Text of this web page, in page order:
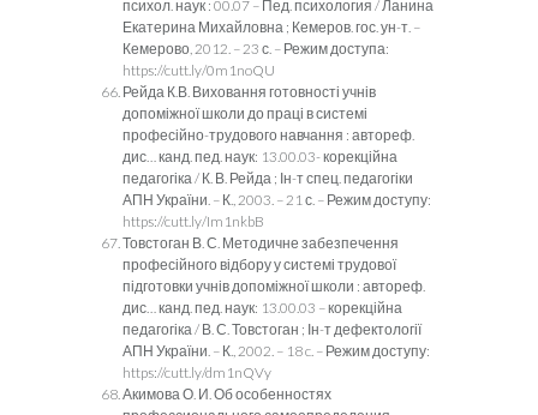
психол. наук : 00.07 – Пед. психология / Ланина
Екатерина Михайловна ; Кемеров. гос. ун-т. –
Кемерово, 2012. – 23 с. – Режим доступа:
https://cutt.ly/0m1noQU
Рейда К.В. Виховання готовності учнів
допоміжної школи до праці в системі
професійно-трудового навчання : автореф.
дис… канд. пед. наук: 13.00.03- корекційна
педагогіка / К. В. Рейда ; Ін-т спец. педагогіки
АПН України. – К., 2003. – 21 с. – Режим доступу:
https://cutt.ly/Im1nkbB
Товстоган В. С. Методичне забезпечення
професійного відбору у системі трудової
підготовки учнів допоміжної школи : автореф.
дис… канд. пед. наук: 13.00.03 – корекційна
педагогіка / В. С. Товстоган ; Ін-т дефектології
АПН України. – К., 2002. – 18 c. – Режим доступу:
https://cutt.ly/dm1nQVy
Акимова О. И. Об особенностях